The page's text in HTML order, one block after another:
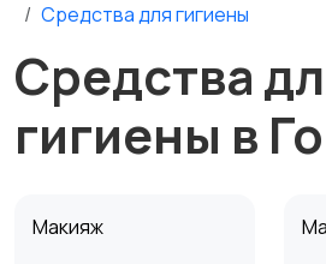
Средства для гигиены
Средства
гигиены в
Макияж